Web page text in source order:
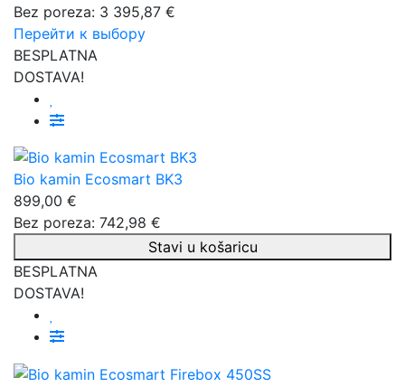
Bez poreza: 3 395,87 €
Перейти к выбору
BESPLATNA
DOSTAVA!
Bio kamin Ecosmart BK3
899,00 €
Bez poreza: 742,98 €
Stavi u košaricu
BESPLATNA
DOSTAVA!